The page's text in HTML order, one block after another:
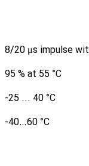
8/20 μs impulse
95 % at 55 °C
-25 ... 40 °C
-40…60 °C